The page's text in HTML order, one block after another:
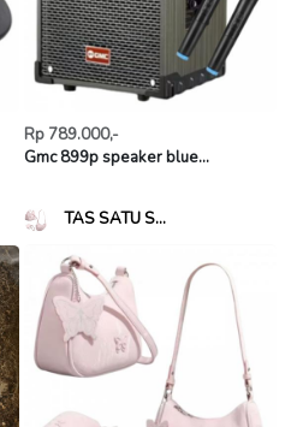
Rp 789.000,-
Gmc 899p speaker blue...
TAS SATU S...